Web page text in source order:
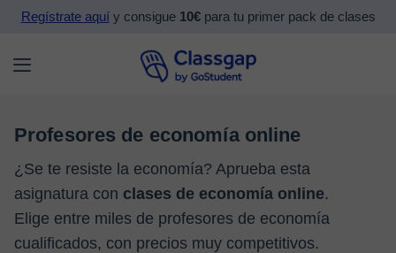
Regístrate aquíy consigue 10€para tu primer pack de clases
Profesores de economía online
¿Se te resiste la economía? Aprueba esta
asignatura con clases de economía online.
Elige entre miles de profesores de economía
cualificados, con precios muy competitivos.